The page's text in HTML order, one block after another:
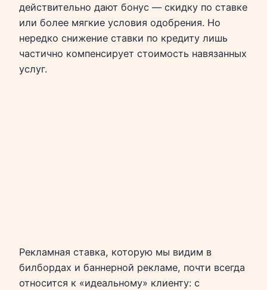
действительно дают бонус — скидку по ставке
или более мягкие условия одобрения. Но
нередко снижение ставки по кредиту лишь
частично компенсирует стоимость навязанных
услуг.
Рекламная ставка, которую мы видим в
билбордах и баннерной рекламе, почти всегда
относится к «идеальному» клиенту: с